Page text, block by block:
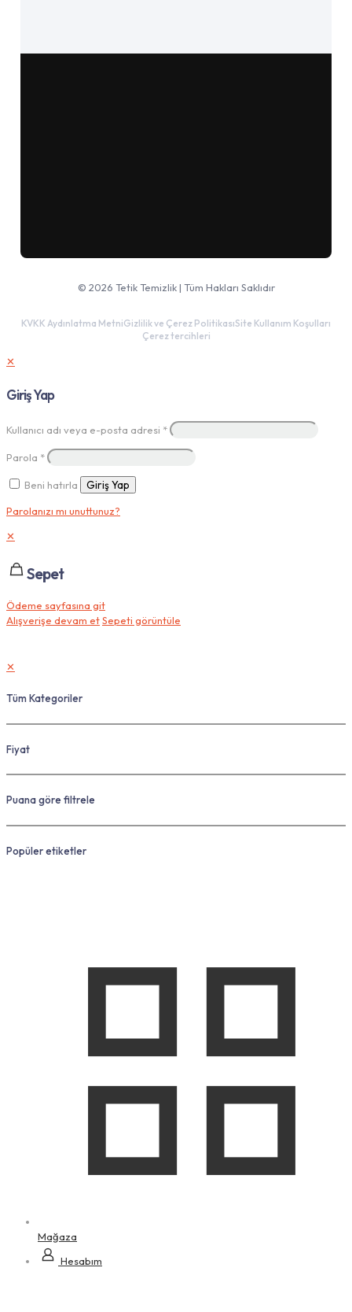
© 2026 Tetik Temizlik | Tüm Hakları Saklıdır
KVKK Aydınlatma MetniGizlilik ve Çerez PolitikasıSite Kullanım Koşulları
Çerez tercihleri
✕
Giriş Yap
Kullanıcı adı veya e-posta adresi *
Parola *
Beni hatırla Giriş Yap
Parolanızı mı unuttunuz?
✕
Sepet
Ödeme sayfasına git
Alışverişe devam etSepeti görüntüle
✕
Tüm Kategoriler
Fiyat
Puana göre filtrele
Popüler etiketler
Mağaza
Hesabım